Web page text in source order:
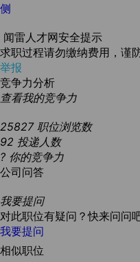
侧
闻雷人才网安全提示
求职过程请勿缴纳费用，谨
举报
竞争力分析
查看我的竞争力
25827 职位浏览数
92 投递人数
? 你的竞争力
公司问答
我要提问
对此职位有疑问？快来问问
我要提问
相似职位